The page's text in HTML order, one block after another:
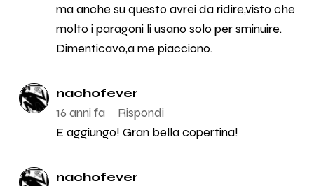
ma anche su questo avrei da ridire,visto che
molto i paragoni li usano solo per sminuire.
Dimenticavo,a me piacciono.
nachofever
16 anni fa
Rispondi
E aggiungo! Gran bella copertina!
nachofever